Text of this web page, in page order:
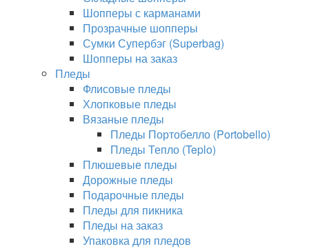
Шопперы с карманами
Прозрачные шопперы
Сумки Супербэг (Superbag)
Шопперы на заказ
Пледы
Флисовые пледы
Хлопковые пледы
Вязаные пледы
Пледы Портобелло (Portobello)
Пледы Тепло (Teplo)
Плюшевые пледы
Дорожные пледы
Подарочные пледы
Пледы для пикника
Пледы на заказ
Упаковка для пледов